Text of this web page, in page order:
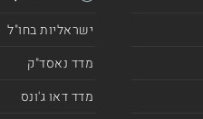
ישראליות בחו"ל
מדד נאסד"ק
מדד דאו ג'ונס